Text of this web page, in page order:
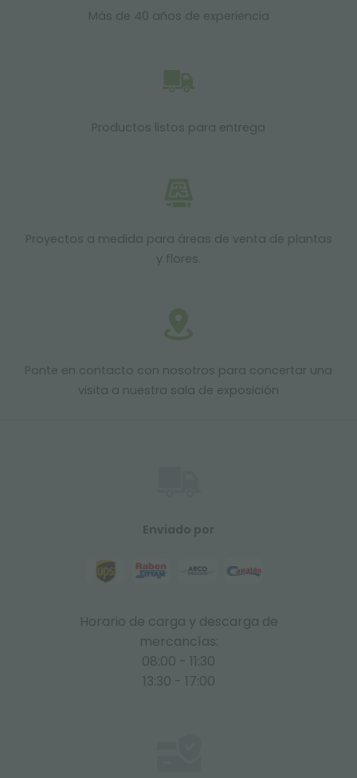
Más de 40 años de experiencia
Productos listos para entrega
Proyectos a medida para áreas de venta de plantas
y flores.
Ponte en contacto con nosotros para concertar una
visita a nuestra sala de exposición
Enviado por
Horario de carga y descarga de
mercancías:
08:00 - 11:30
13:30 - 17:00